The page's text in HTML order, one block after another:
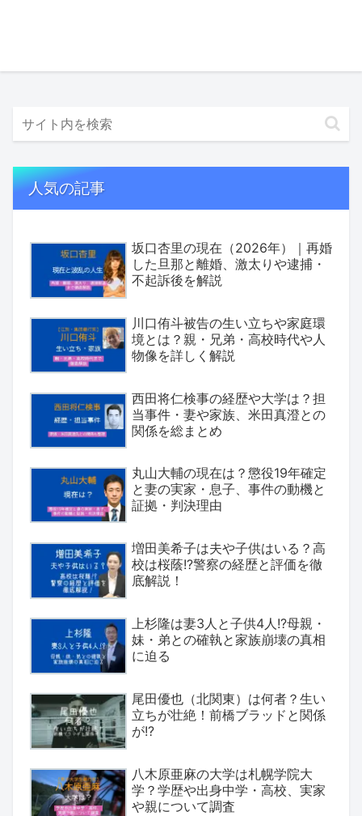
人気の記事
坂口杏里の現在（2026年）｜再婚
した旦那と離婚、激太りや逮捕・
不起訴後を解説
川口侑斗被告の生い立ちや家庭環
境とは？親・兄弟・高校時代や人
物像を詳しく解説
西田将仁検事の経歴や大学は？担
当事件・妻や家族、米田真澄との
関係を総まとめ
丸山大輔の現在は？懲役19年確定
と妻の実家・息子、事件の動機と
証拠・判決理由
増田美希子は夫や子供はいる？高
校は桜蔭!?警察の経歴と評価を徹
底解説！
上杉隆は妻3人と子供4人!?母親・
妹・弟との確執と家族崩壊の真相
に迫る
尾田優也（北関東）は何者？生い
立ちが壮絶！前橋ブラッドと関係
が!?
八木原亜麻の大学は札幌学院大
学？学歴や出身中学・高校、実家
や親について調査